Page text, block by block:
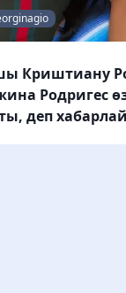
Криштиану
Родригес
деп